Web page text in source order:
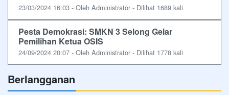
23/03/2024 16:03 - Oleh Administrator - Dilihat 1689 kali
Pesta Demokrasi: SMKN 3 Selong Gelar
Pemilihan Ketua OSIS
24/09/2024 20:07 - Oleh Administrator - Dilihat 1778 kali
Berlangganan